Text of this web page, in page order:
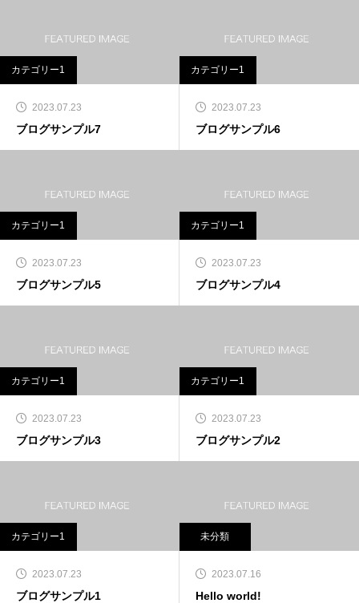
カテゴリー1
2023.07.23
ブログサンプル7
カテゴリー1
2023.07.23
ブログサンプル6
カテゴリー1
2023.07.23
ブログサンプル5
カテゴリー1
2023.07.23
ブログサンプル4
カテゴリー1
2023.07.23
ブログサンプル3
カテゴリー1
2023.07.23
ブログサンプル2
カテゴリー1
2023.07.23
ブログサンプル1
未分類
2023.07.16
Hello world!